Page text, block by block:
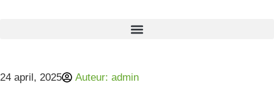
24 april, 2025 Auteur: admin